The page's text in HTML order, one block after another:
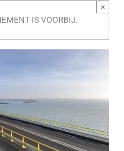
IS VOORBIJ.
×